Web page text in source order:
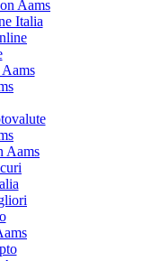
Aams
Italia
Aams